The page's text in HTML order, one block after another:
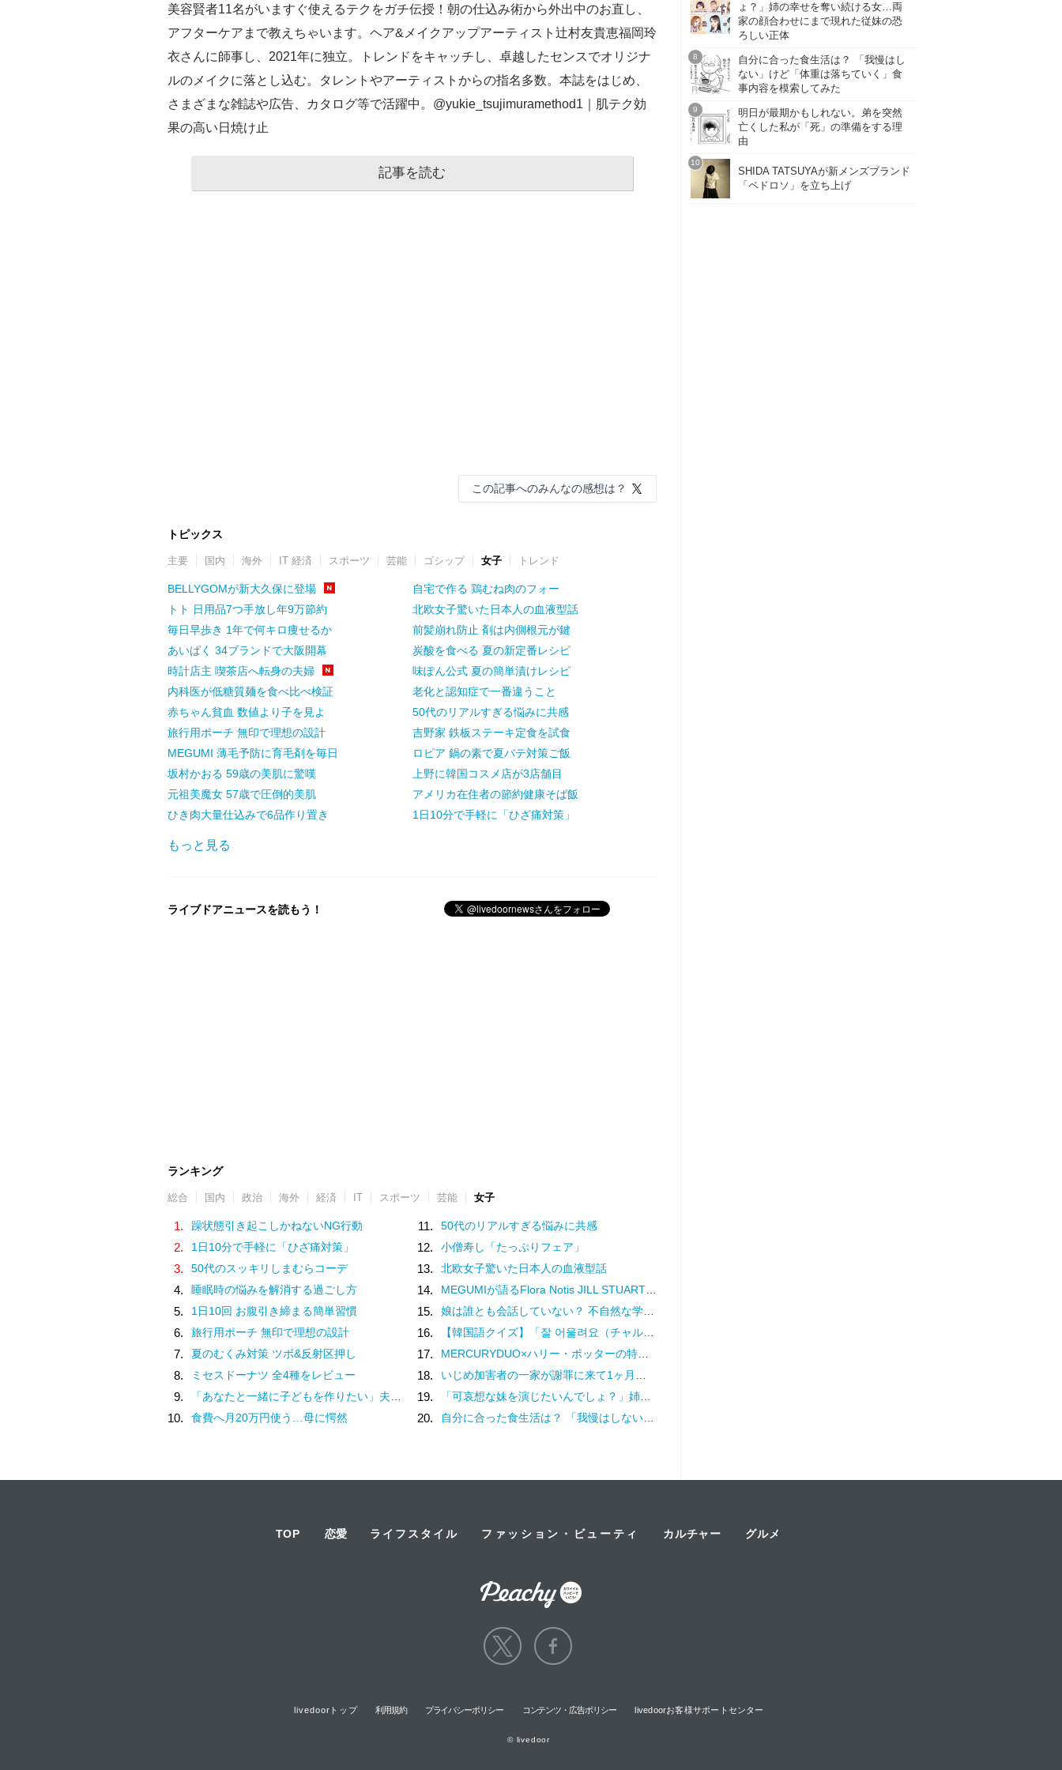
美容賢者11名がいますぐ使えるテクをガチ伝授！朝の仕込み術から外出中のお直し、
アフターケアまで教えちゃいます。ヘア&メイクアップアーティスト辻村友貴恵福岡玲
衣さんに師事し、2021年に独立。トレンドをキャッチし、卓越したセンスでオリジナ
ルのメイクに落とし込む。タレントやアーティストからの指名多数。本誌をはじめ、
さまざまな雑誌や広告、カタログ等で活躍中。@yukie_tsujimuramethod1｜肌テク効
果の高い日焼け止
記事を読む
この記事へのみんなの感想は？
トピックス
主要 国内 海外 IT 経済 スポーツ 芸能 ゴシップ 女子 トレンド
BELLYGOMが新大久保に登場
トト 日用品7つ手放し年9万節約
毎日早歩き 1年で何キロ痩せるか
あいぱく 34ブランドで大阪開幕
時計店主 喫茶店へ転身の夫婦
内科医が低糖質麺を食べ比べ検証
赤ちゃん貧血 数値より子を見よ
旅行用ポーチ 無印で理想の設計
MEGUMI 薄毛予防に育毛剤を毎日
坂村かおる 59歳の美肌に驚嘆
元祖美魔女 57歳で圧倒的美肌
ひき肉大量仕込みで6品作り置き
自宅で作る 鶏むね肉のフォー
北欧女子驚いた日本人の血液型話
前髪崩れ防止 剤は内側根元が鍵
炭酸を食べる 夏の新定番レシピ
味ぽん公式 夏の簡単漬けレシピ
老化と認知症で一番違うこと
50代のリアルすぎる悩みに共感
吉野家 鉄板ステーキ定食を試食
ロピア 鍋の素で夏バテ対策ご飯
上野に韓国コスメ店が3店舗目
アメリカ在住者の節約健康そば飯
1日10分で手軽に「ひざ痛対策」
もっと見る
ライブドアニュースを読もう！
ランキング
総合 国内 政治 海外 経済 IT スポーツ 芸能 女子
1. 躁状態引き起こしかねないNG行動
2. 1日10分で手軽に「ひざ痛対策」
3. 50代のスッキリしまむらコーデ
4. 睡眠時の悩みを解消する過ごし方
5. 1日10回 お腹引き締まる簡単習慣
6. 旅行用ポーチ 無印で理想の設計
7. 夏のむくみ対策 ツボ&反射区押し
8. ミセスドーナツ 全4種をレビュー
9. 「あなたと一緒に子どもを作りたい」夫の実家でアルバムを見て抱いた気持ち／子どもが欲しいかわかりません（17）
10. 食費へ月20万円使う…母に愕然
11. 50代のリアルすぎる悩みに共感
12. 小僧寿し「たっぷりフェア」
13. 北欧女子驚いた日本人の血液型話
14. MEGUMIが語るFlora Notis JILL STUARTの新たな香り♡幸福感を纏うフレグランス
15. 娘は誰とも会話していない？ 不自然な学校での様子を話す担任は、さらに余計なことを／家族全員でいじめと戦うということ。（3）
16. 【韓国語クイズ】「잘 어울려요（チャル オウルリョヨ）」の意味は？褒め言葉です♡
17. MERCURYDUO×ハリー・ポッターの特別コレクション♡魔法界を纏う限定アイテム登場
18. いじめ加害者の一家が謝罪に来て1ヶ月。被害者の娘は学校に行けなくなった／娘がいじめをしていました（10）
19. 「可哀想な妹を演じたいんでしょ？」姉の幸せを奪い続ける女…両家の顔合わせにまで現れた従妹の恐ろしい正体
20. 自分に合った食生活は？ 「我慢はしない」けど「体重は落ちていく」食事内容を模索してみた
ょ？」姉の幸せを奪い続ける女…両
家の顔合わせにまで現れた従妹の恐
ろしい正体
自分に合った食生活は？ 「我慢はし
ない」けど「体重は落ちていく」食
事内容を模索してみた
明日が最期かもしれない。弟を突然
亡くした私が「死」の準備をする理
由
SHIDA TATSUYAが新メンズブランド
「ペドロソ」を立ち上げ
TOP 恋愛 ライフスタイル ファッション・ビューティ カルチャー グルメ
livedoorトップ 利用規約 プライバシーポリシー コンテンツ・広告ポリシー livedoorお客様サポートセンター
© livedoor